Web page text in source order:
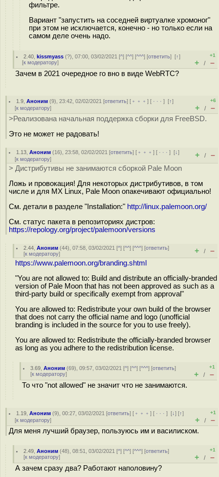
фильтре.
Вариант "запустить на соседней виртуалке хромоног"
при этом не исключается, конечно - но только если на
самом деле очень надо.
2.40 ,kissmyass (?), 07:00, 03/02/2021 [^] [^^] [^^^] [ответить][↑]
[к модератору]
+1
+ / –
Зачем в 2021 очередное го вно в виде WebRTC?
1.9 ,Аноним (9), 23:42, 02/02/2021 [ответить] [ ﹢﹢﹢] [ · · ·][↑]
[к модератору]
+6
+ / –
>Реализована начальная поддержка сборки для FreeBSD.
Это не может не радовать!
1.13 ,Аноним (16), 23:58, 02/02/2021 [ответить] [ ﹢﹢﹢] [ · · ·][↓]
[к модератору] + / –
> Дистрибутивы не занимаются сборкой Pale Moon
Ложь и провокация! Для некоторых дистрибутивов, в том
числе и для MX Linux, Pale Moon опакечивают официально!
См. детали в разделе "Installation:" http://linux.palemoon.org/
См. статус пакета в репозиториях дистров:
https://repology.org/project/palemoon/versions
2.44 ,Аноним (44), 07:58, 03/02/2021 [^] [^^] [^^^] [ответить]
[к модератору] + / –
https://www.palemoon.org/branding.shtml
"You are not allowed to: Build and distribute an officially-branded
version of Pale Moon that has not been approved as such as a
third-party build or specifically exempt from approval"
You are allowed to: Redistribute your own build of the browser
that does not carry the official name and logo (unofficial
branding is included in the source for you to use freely).
You are allowed to: Redistribute the officially-branded browser
as long as you adhere to the redistribution license.
3.69 ,Аноним (69), 09:57, 03/02/2021 [^] [^^] [^^^] [ответить]
[к модератору]
+1
+ / –
То что "not allowed" не значит что не занимаются.
1.19 ,Аноним (9), 00:27, 03/02/2021 [ответить] [ ﹢﹢﹢] [ · · ·][↓] [↑]
[к модератору]
+1
+ / –
Для меня лучший браузер, пользуюсь им и василиском.
2.49 ,Аноним (48), 08:51, 03/02/2021 [^] [^^] [^^^] [ответить]
[к модератору]
+1
+ / –
А зачем сразу два? Работают наполовину?